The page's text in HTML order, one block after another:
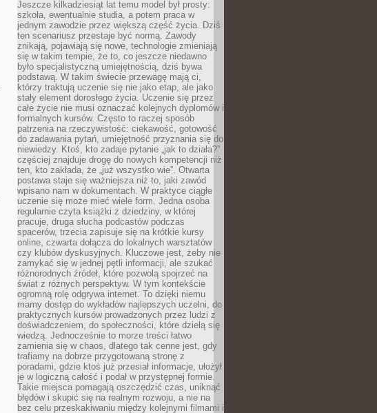
Jeszcze kilkadziesiąt lat temu model był prosty:
szkoła, ewentualnie studia, a potem praca w
jednym zawodzie przez większą część życia. Dziś
ten scenariusz przestaje być normą. Zawody
znikają, pojawiają się nowe, technologie zmieniają
się w takim tempie, że to, co jeszcze niedawno
było specjalistyczną umiejętnością, dziś bywa
podstawą. W takim świecie przewagę mają ci,
którzy traktują uczenie się nie jako etap, ale jako
stały element dorosłego życia. Uczenie się przez
całe życie nie musi oznaczać kolejnych dyplomów i
formalnych kursów. Często to raczej sposób
patrzenia na rzeczywistość: ciekawość, gotowość
do zadawania pytań, umiejętność przyznania się do
niewiedzy. Ktoś, kto zadaje pytanie „jak to działa?”
częściej znajduje drogę do nowych kompetencji niż
ten, kto zakłada, że „już wszystko wie”. Otwarta
postawa staje się ważniejsza niż to, jaki zawód
wpisano nam w dokumentach. W praktyce ciągłe
uczenie się może mieć wiele form. Jedna osoba
regularnie czyta książki z dziedziny, w której
pracuje, druga słucha podcastów podczas
spacerów, trzecia zapisuje się na krótkie kursy
online, czwarta dołącza do lokalnych warsztatów
czy klubów dyskusyjnych. Kluczowe jest, żeby nie
zamykać się w jednej pętli informacji, ale szukać
różnorodnych źródeł, które pozwolą spojrzeć na
świat z różnych perspektyw. W tym kontekście
ogromną rolę odgrywa internet. To dzięki niemu
mamy dostęp do wykładów najlepszych uczelni, do
praktycznych kursów prowadzonych przez ludzi z
doświadczeniem, do społeczności, które dzielą się
wiedzą. Jednocześnie to morze treści łatwo
zamienia się w chaos, dlatego tak cenne jest, gdy
trafiamy na dobrze przygotowaną stronę z
poradami, gdzie ktoś już przesiał informacje, ułożył
je w logiczną całość i podał w przystępnej formie.
Takie miejsca pomagają oszczędzić czas, uniknąć
błędów i skupić się na realnym rozwoju, a nie na
bez celu przeskakiwaniu między kolejnymi filmami i